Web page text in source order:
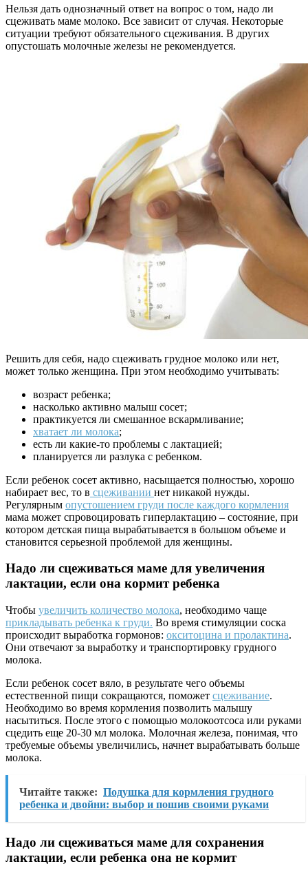
Нельзя дать однозначный ответ на вопрос о том, надо ли
сцеживать маме молоко. Все зависит от случая. Некоторые
ситуации требуют обязательного сцеживания. В других
опустошать молочные железы не рекомендуется.
Решить для себя, надо сцеживать грудное молоко или нет,
может только женщина. При этом необходимо учитывать:
возраст ребенка;
насколько активно малыш сосет;
практикуется ли смешанное вскармливание;
хватает ли молока;
есть ли какие-то проблемы с лактацией;
планируется ли разлука с ребенком.
Если ребенок сосет активно, насыщается полностью, хорошо
набирает вес, то в сцеживании нет никакой нужды.
Регулярным опустошением груди после каждого кормления
мама может спровоцировать гиперлактацию – состояние, при
котором детская пища вырабатывается в большом объеме и
становится серьезной проблемой для женщины.
Надо ли сцеживаться маме для увеличения
лактации, если она кормит ребенка
Чтобы увеличить количество молока, необходимо чаще
прикладывать ребенка к груди. Во время стимуляции соска
происходит выработка гормонов: окситоцина и пролактина.
Они отвечают за выработку и транспортировку грудного
молока.
Если ребенок сосет вяло, в результате чего объемы
естественной пищи сокращаются, поможет сцеживание.
Необходимо во время кормления позволить малышу
насытиться. После этого с помощью молокоотсоса или руками
сцедить еще 20-30 мл молока. Молочная железа, понимая, что
требуемые объемы увеличились, начнет вырабатывать больше
молока.
Читайте также: Подушка для кормления грудного
ребенка и двойни: выбор и пошив своими руками
Надо ли сцеживаться маме для сохранения
лактации, если ребенка она не кормит